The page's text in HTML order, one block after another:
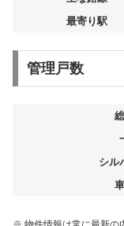
最寄り駅
管理戸数
シル